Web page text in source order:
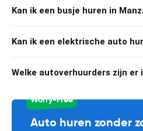
Kan ik een busje huren in
Kan ik een elektrische auto
Welke autoverhuurders zijn er
Worry-Free
Auto huren zonder